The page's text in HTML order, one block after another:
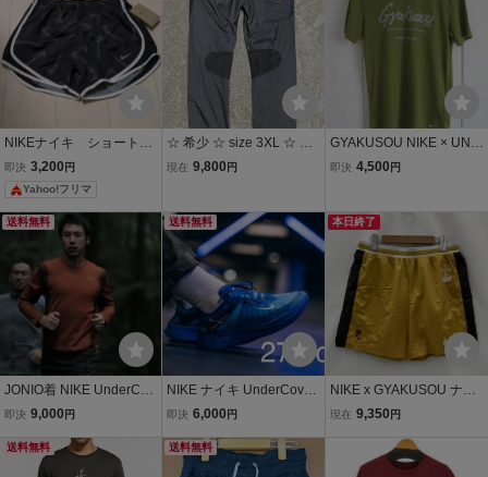
NIKEナイキ ショートパ
ンツ ランニングショー
ツ
即決 3,200 円
Yahoo!フリマ
☆ 希少 ☆ size 3XL ☆ 初
期 GYAKUSOU NIKE UN
キ アンダーカバー
現在 9,800 円
GYAKUSOU NIKE × UND
ERCOVER ギャクソウ ナ
ス、キッズにも
即決 4,500 円
送料無料
JONIO着 NIKE UnderCov
er ナイキ アンダーカバー
DRI-FIT ロングスリーブ
長袖Tシャツ ロングTシャ
即決 9,000 円
送料無料
NIKE ナイキ UnderCover
アンダーカバー GYAKUS
Y ズームフライ 27.5cm ラ
ンニング
即決 6,000 円
本日終了
NIKE x GYAKUSOU ナイ
キ ギャクソウ ランニング
UTILITY CD7114-793 XL
サイズ メンズ イエロー ボ
現在 9,350 円
送料無料 送料無料